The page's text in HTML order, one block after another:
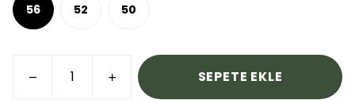
56 52 50
SEPETE EKLE